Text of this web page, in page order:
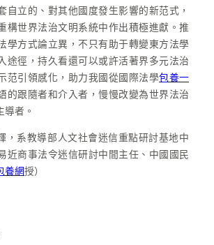
自立的、對其他國度發生影響的新范式，
構世界法治文明系統中作出積極進獻。推
學方式論立異，不只有助于轉變東方法學
途徑，持久看還可以或許活著界多元法治
范引領感化，助力我國從國際法學包養一
的跟隨者和介入者，慢慢改變為世界法治
導者。
，系教導部人文社會迷信重點研討基地中
近商事法令迷信研討中間主任、中國國民
養網授）